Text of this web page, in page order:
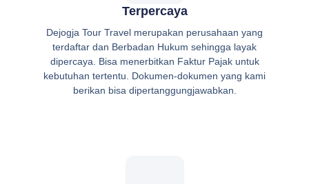
Terpercaya
Dejogja Tour Travel merupakan perusahaan yang
terdaftar dan Berbadan Hukum sehingga layak
dipercaya. Bisa menerbitkan Faktur Pajak untuk
kebutuhan tertentu. Dokumen-dokumen yang kami
berikan bisa dipertanggungjawabkan.